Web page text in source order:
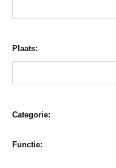
Plaats:
Categorie:
Functie: